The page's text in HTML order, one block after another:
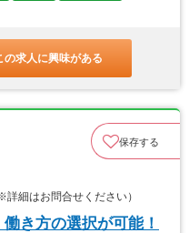
の求人に興味がある
保存する
細はお問合せください）
き方の選択が可能！